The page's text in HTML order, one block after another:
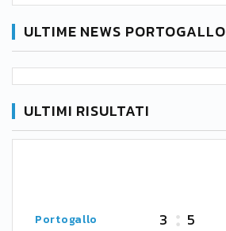
ULTIME NEWS PORTOGALLO
ULTIMI RISULTATI
Portogallo 3 5